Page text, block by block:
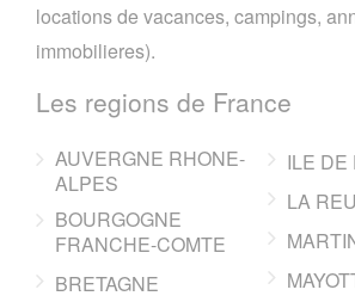
locations de vacances, campings,
immobilieres).
Les regions de France
AUVERGNE RHONE-
ALPES
BOURGOGNE
FRANCHE-COMTE
BRETAGNE
ILE DE
LA